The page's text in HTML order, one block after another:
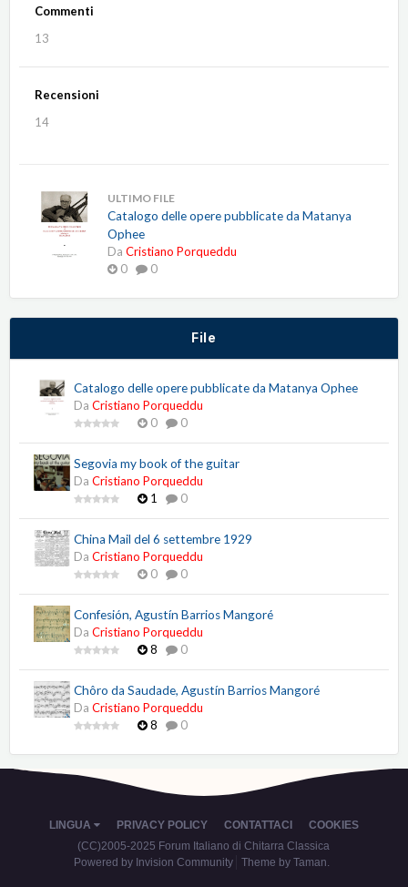
Commenti
13
Recensioni
14
ULTIMO FILE
Catalogo delle opere pubblicate da Matanya
Ophee
Da Cristiano Porqueddu
0
0
File
Catalogo delle opere pubblicate da Matanya Ophee
Da Cristiano Porqueddu
0
0
Segovia my book of the guitar
Da Cristiano Porqueddu
1
0
China Mail del 6 settembre 1929
Da Cristiano Porqueddu
0
0
Confesión, Agustín Barrios Mangoré
Da Cristiano Porqueddu
8
0
Chôro da Saudade, Agustín Barrios Mangoré
Da Cristiano Porqueddu
8
0
LINGUA PRIVACY POLICY CONTATTACI
COOKIES
(CC)2005-2025 Forum Italiano di Chitarra Classica
Powered by Invision Community
Theme by Taman.